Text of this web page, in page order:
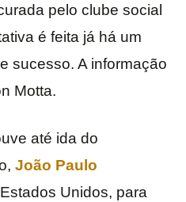
pelo clube social
é feita já há um
sucesso. A informação
Motta.
até ida do
João Paulo
Unidos, para